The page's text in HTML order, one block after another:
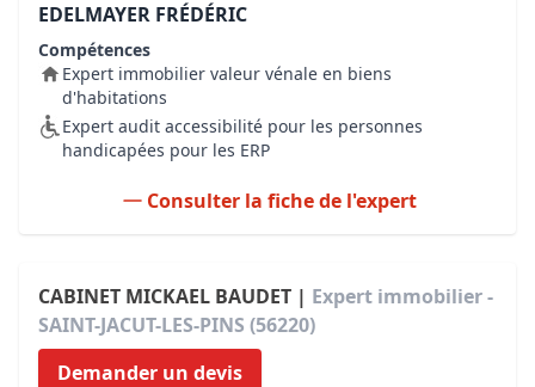
EDELMAYER FRÉDÉRIC
Compétences
Expert immobilier valeur vénale en biens
d'habitations
Expert audit accessibilité pour les personnes
handicapées pour les ERP
Consulter la fiche de l'expert
CABINET MICKAEL BAUDET | Expert immobilier -
SAINT-JACUT-LES-PINS (56220)
Demander un devis